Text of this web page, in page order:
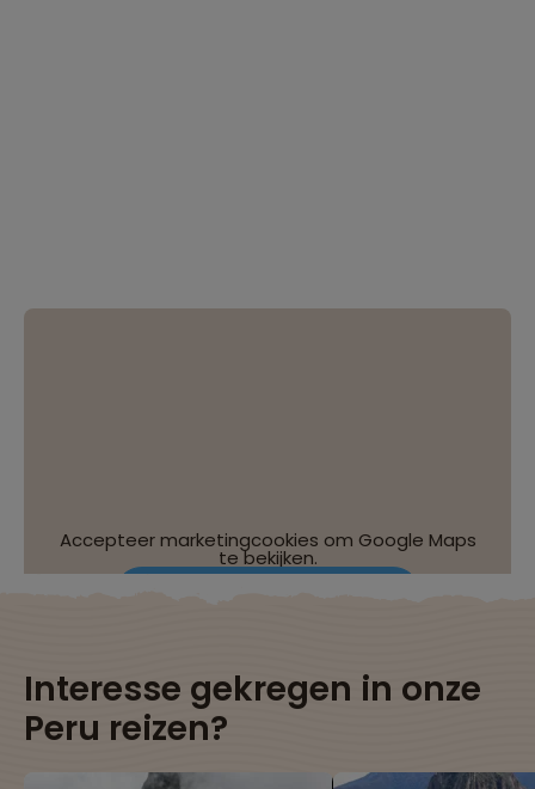
Accepteer marketingcookies om Google Maps
te bekijken.
Interesse gekregen in onze
Peru reizen?